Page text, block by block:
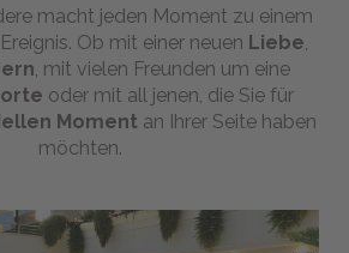
macht jeden Moment zu einem
Ob mit einer neuen Liebe,
, mit vielen Freunden um eine
oder mit all jenen, die Sie für
Moment an Ihrer Seite haben
möchten.